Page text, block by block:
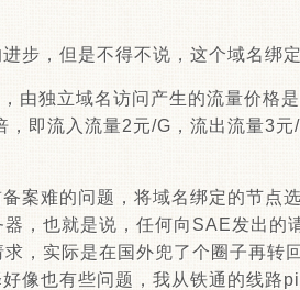
步，但是不得不说，这个域名绑定
由独立域名访问产生的流量价格
即流入流量2元/G，流出流量3元
案难的问题，将域名绑定的节点
，也就是说，任何向SAE发出的
，实际是在国外兜了个圈子再转
像也有些问题，我从铁通的线路